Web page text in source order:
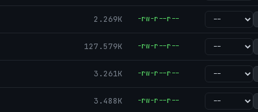
2.269K -rw-r--r--
127.579K -rw-r--r--
3.261K -rw-r--r--
3.488K -rw-r--r--